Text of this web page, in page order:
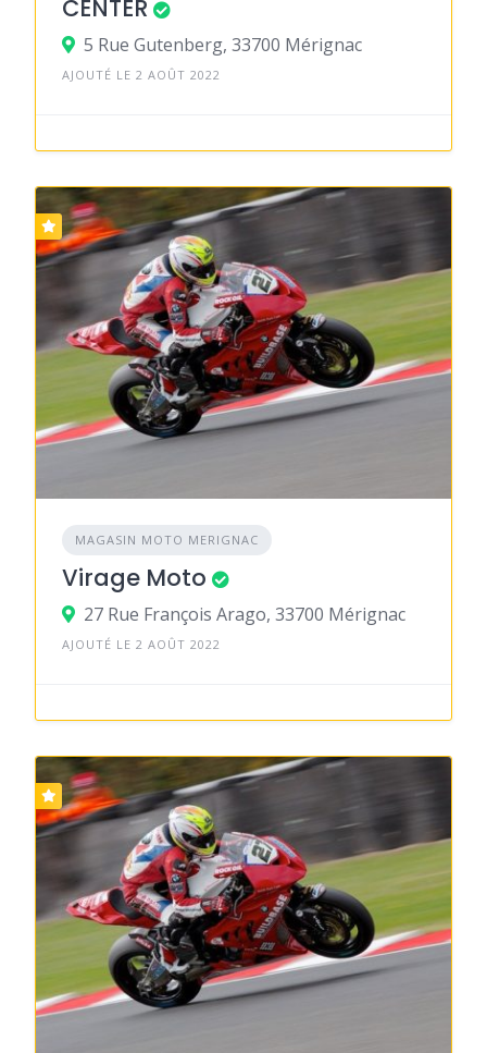
CENTER
5 Rue Gutenberg, 33700 Mérignac
AJOUTÉ LE 2 AOÛT 2022
MAGASIN MOTO MERIGNAC
Virage Moto
27 Rue François Arago, 33700 Mérignac
AJOUTÉ LE 2 AOÛT 2022